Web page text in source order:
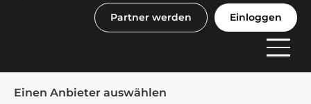
Partner werden Einloggen
Einen Anbieter auswählen